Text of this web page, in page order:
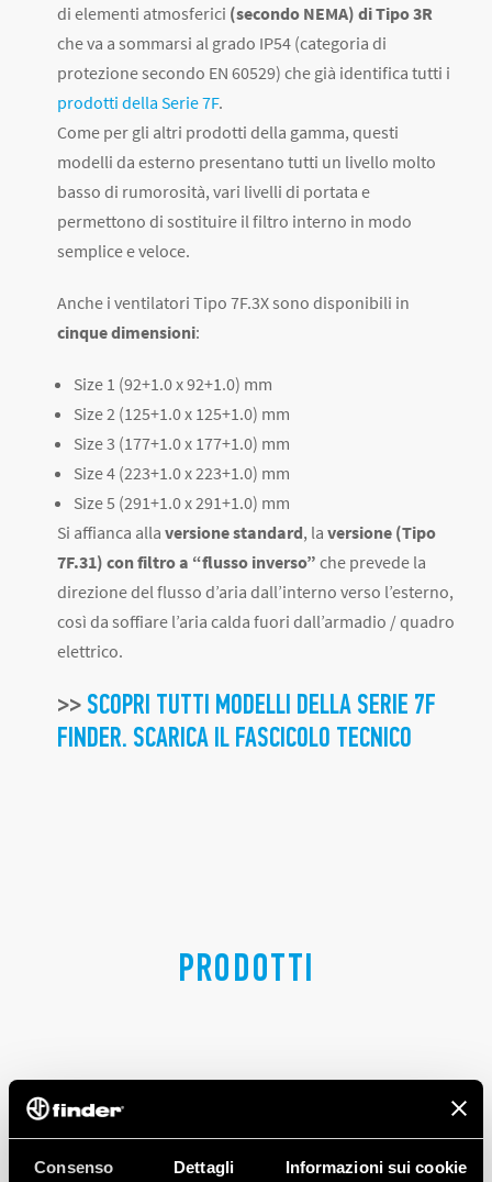
Consenso Dettagli Informazioni sui cookie
di elementi atmosferici (secondo NEMA) di Tipo 3R
che va a sommarsi al grado IP54 (categoria di
protezione secondo EN 60529) che già identifica tutti i
prodotti della Serie 7F.
Come per gli altri prodotti della gamma, questi
modelli da esterno presentano tutti un livello molto
basso di rumorosità, vari livelli di portata e
permettono di sostituire il filtro interno in modo
semplice e veloce.
Anche i ventilatori Tipo 7F.3X sono disponibili in
cinque dimensioni:
Size 1 (92+1.0 x 92+1.0) mm
Size 2 (125+1.0 x 125+1.0) mm
Size 3 (177+1.0 x 177+1.0) mm
Size 4 (223+1.0 x 223+1.0) mm
Size 5 (291+1.0 x 291+1.0) mm
Si affianca alla versione standard, la versione (Tipo
7F.31) con filtro a “flusso inverso” che prevede la
direzione del flusso d’aria dall’interno verso l’esterno,
così da soffiare l’aria calda fuori dall’armadio / quadro
elettrico.
>>SCOPRI TUTTI MODELLI DELLA SERIE 7F
FINDER. SCARICA IL FASCICOLO TECNICO
PRODOTTI